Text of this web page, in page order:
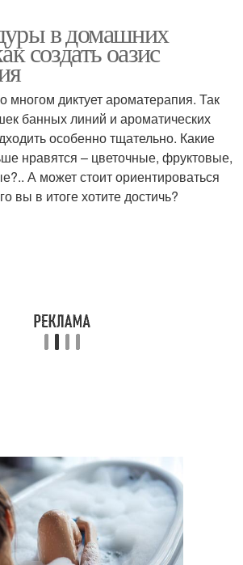
в домашних
создать оазис
диктует ароматерапия. Так
банных линий и ароматических
особенно тщательно. Какие
нравятся – цветочные, фруктовые,
А может стоит ориентироваться
вы в итоге хотите достичь?